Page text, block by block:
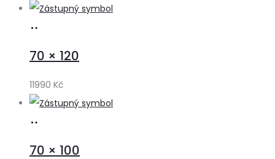
košíku
70 × 120
11990 Kč
70 × 100